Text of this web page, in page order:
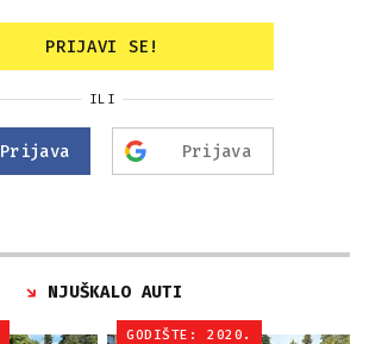
PRIJAVI SE!
ILI
Prijava Prijava
NJUŠKALO AUTI
GODIŠTE: 2020.